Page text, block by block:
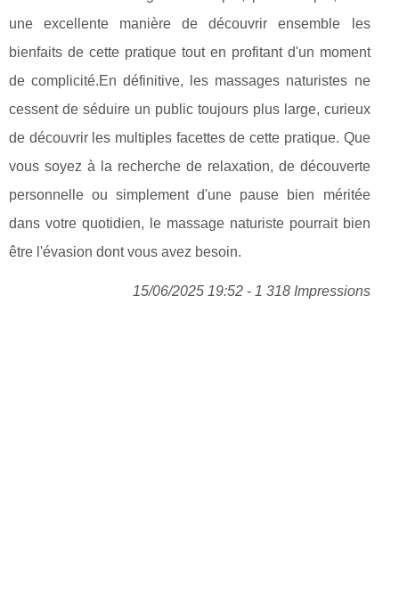
une excellente manière de découvrir ensemble les
bienfaits de cette pratique tout en profitant d'un moment
de complicité.En définitive, les massages naturistes ne
cessent de séduire un public toujours plus large, curieux
de découvrir les multiples facettes de cette pratique. Que
vous soyez à la recherche de relaxation, de découverte
personnelle ou simplement d'une pause bien méritée
dans votre quotidien, le massage naturiste pourrait bien
être l'évasion dont vous avez besoin.
15/06/2025 19:52 - 1 318 Impressions